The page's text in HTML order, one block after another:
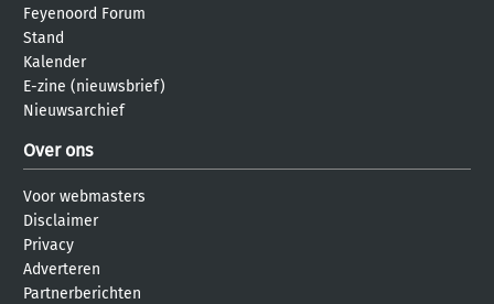
Feyenoord Forum
Stand
Kalender
E-zine (nieuwsbrief)
Nieuwsarchief
Over ons
Voor webmasters
Disclaimer
Privacy
Adverteren
Partnerberichten